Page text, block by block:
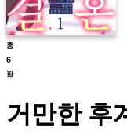
거만한 후